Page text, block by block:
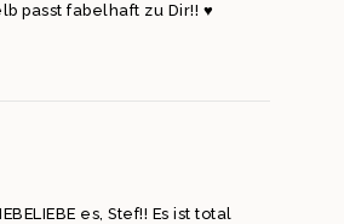
passt fabelhaft zu Dir!! ♥
es, Stef!! Es ist total